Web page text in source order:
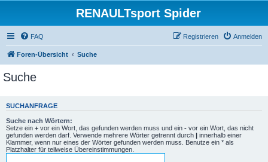
RENAULTsport Spider
FAQ Anmelden
Registrieren
Foren-Übersicht Suche
Suche
SUCHANFRAGE
Suche nach Wörtern:
Setze ein + vor ein Wort, das gefunden werden muss und ein - vor ein Wort, das nicht
gefunden werden darf. Verwende mehrere Wörter getrennt durch | innerhalb einer
Klammer, wenn nur eines der Wörter gefunden werden muss. Benutze ein * als
Platzhalter für teilweise Übereinstimmungen.